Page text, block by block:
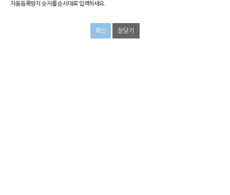
자동등록방지 숫자를 순서대로 입력하세요.
창닫기